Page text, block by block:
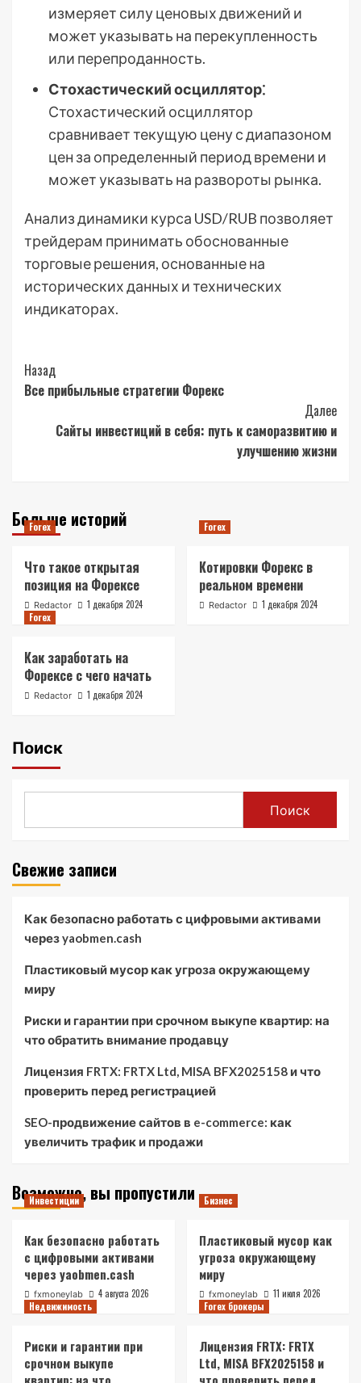
измеряет силу ценовых движений и
может указывать на перекупленность
или перепроданность.
Стохастический осциллятор⁚
Стохастический осциллятор
сравнивает текущую цену с диапазоном
цен за определенный период времени и
может указывать на развороты рынка.
Анализ динамики курса USD/RUB позволяет
трейдерам принимать обоснованные
торговые решения, основанные на
исторических данных и технических
индикаторах.
Post
Navigation
Назад
Все прибыльные стратегии Форекс
Далее
Сайты инвестиций в себя: путь к саморазвитию и
улучшению жизни
Больше историй
Forex
Что такое открытая
позиция на Форексе
Redactor 1 декабря 2024
Forex
Котировки Форекс в
реальном времени
Redactor
1 декабря 2024
Forex
Как заработать на
Форексе с чего начать
Redactor 1 декабря 2024
Поиск
Поиск
Свежие записи
Как безопасно работать с цифровыми активами
через yaobmen.cash
Пластиковый мусор как угроза окружающему
миру
Риски и гарантии при срочном выкупе квартир: на
что обратить внимание продавцу
Лицензия FRTX: FRTX Ltd, MISA BFX2025158 и что
проверить перед регистрацией
SEO-продвижение сайтов в e-commerce: как
увеличить трафик и продажи
Возможно, вы пропустили
Инвестиции
Как безопасно работать
с цифровыми активами
через yaobmen.cash
fxmoneylab 4 августа 2026
Бизнес
Пластиковый мусор как
угроза окружающему
миру
fxmoneylab
11 июля 2026
Недвижимость
Риски и гарантии при
срочном выкупе
Forex брокеры
Лицензия FRTX: FRTX
Ltd, MISA BFX2025158 и